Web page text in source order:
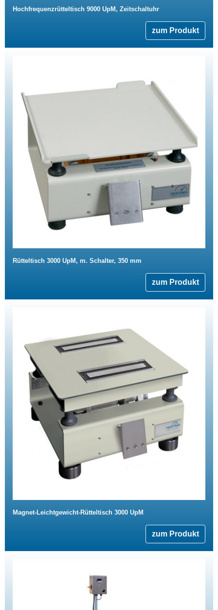
Hochfrequenzrütteltisch 9000 UpM, Zeitschaltuhr
zum Produkt
Rütteltisch 3000 UpM, m. Schalter, 350 mm
zum Produkt
Magnet-Leichtgewicht-Rütteltisch 3000 UpM
zum Produkt